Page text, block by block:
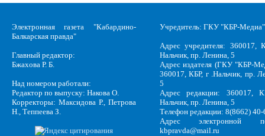
Электронная газета "Кабардино-
Балкарская правда"
Главный редактор:
Бжахова Р. Б.
Над номером работали:
Редактор по выпуску: Накова О.
Корректоры: Максидова Р., Петрова
Н., Теппеева З.
Учредитель: ГКУ "КБР-Медиа"
Адрес учредителя: 360017,
Нальчик, пр. Ленина, 5
Адрес издателя (ГКУ "КБР-
360017, КБР, г .Нальчик, пр.
5
Адрес редакции: 360017,
Нальчик, пр. Ленина, 5
Телефон редакции: 8(8662)
Адрес электронной
kbpravda@mail.ru